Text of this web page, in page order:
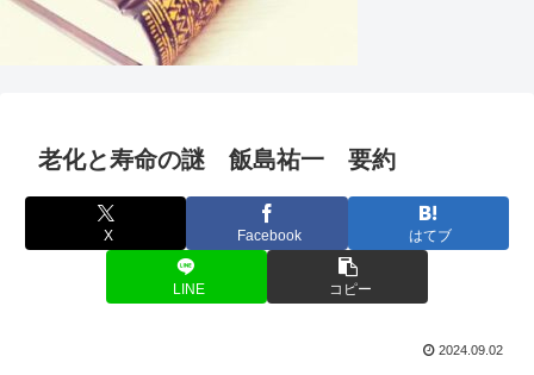
老化と寿命の謎 飯島祐一 要約
X Facebook はてブ
LINE コピー
2024.09.02